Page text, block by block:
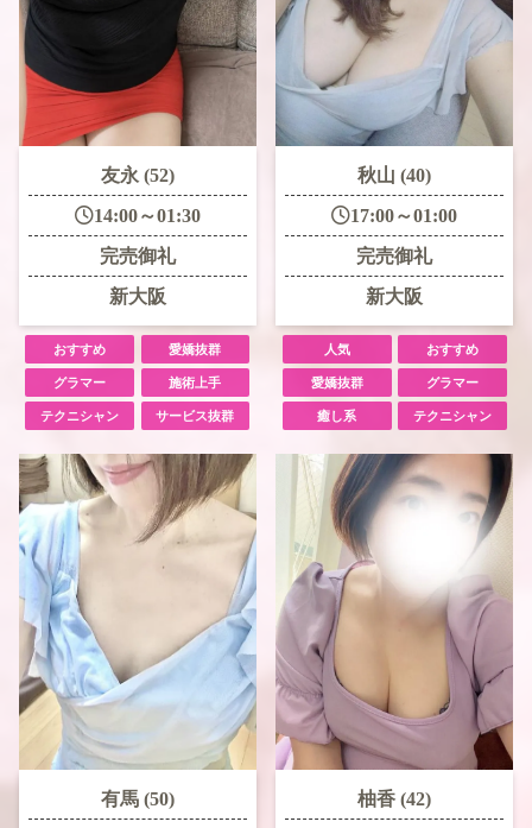
友永 (52)
14:00～01:30
完売御礼
新大阪
おすすめ 愛嬌抜群
グラマー 施術上手
テクニシャン サービス抜群
秋山 (40)
17:00～01:00
完売御礼
新大阪
人気 おすすめ
愛嬌抜群 グラマー
癒し系 テクニシャン
有馬 (50)
柚香 (42)